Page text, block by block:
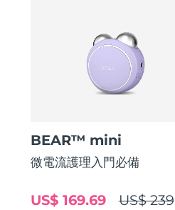
BEAR™ mini
微電流護理入門必備
US$ 239
US$ 169.69